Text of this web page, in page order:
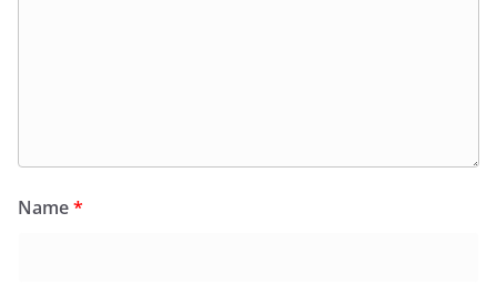
Name*